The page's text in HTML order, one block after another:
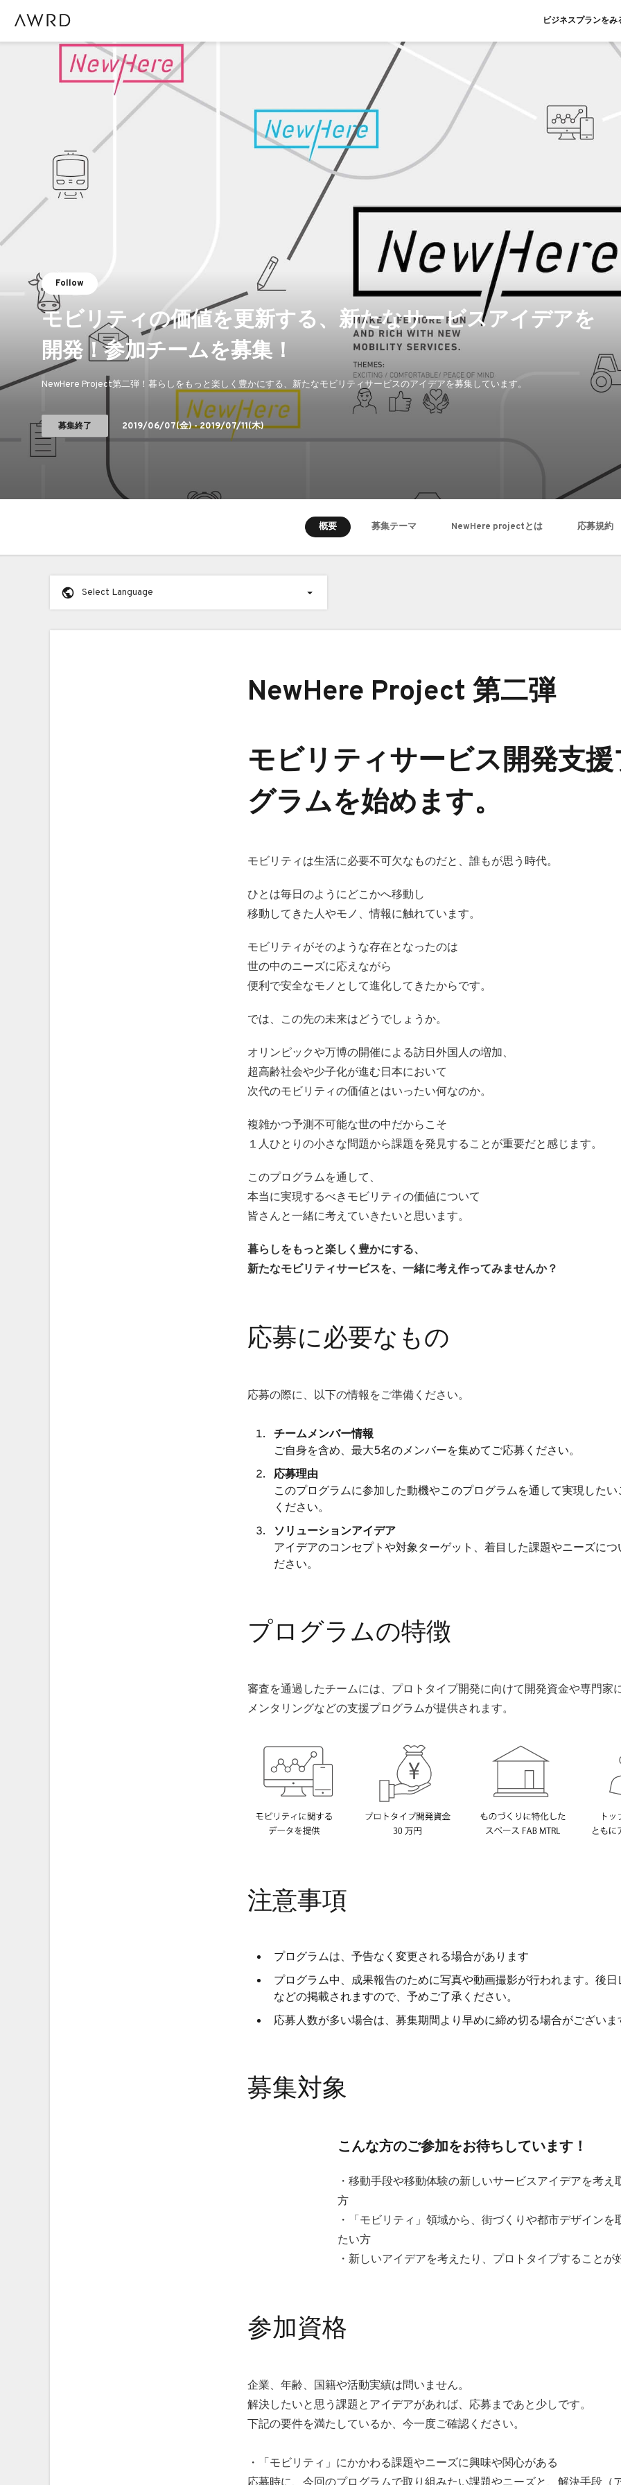
ビジネスプランをみ
Follow
モビリティの価値を更新する、新たなサービスアイデアを
開発！参加チームを募集！
NewHere Project第二弾！暮らしをもっと楽しく豊かにする、新たなモビリティサービスのアイデアを募集しています。
募集終了 2019/06/07(金) -2019/07/11(木)
概要 募集テーマ ​NewHere projectとは 応募規約
Select Language
NewHere Project 第二弾
モビリティサービス開発支
グラムを始めます。
モビリティは生活に必要不可欠なものだと、誰もが思う時代。
ひとは毎日のようにどこかへ移動し
移動してきた人やモノ、情報に触れています。
モビリティがそのような存在となったのは
世の中のニーズに応えながら
便利で安全なモノとして進化してきたからです。
では、この先の未来はどうでしょうか。
オリンピックや万博の開催による訪日外国人の増加、
超高齢社会や少子化が進む日本において
次代のモビリティの価値とはいったい何なのか。
複雑かつ予測不可能な世の中だからこそ
１人ひとりの小さな問題から課題を発見することが重要だと感じます。
このプログラムを通して、
本当に実現するべきモビリティの価値について
皆さんと一緒に考えていきたいと思います。
暮らしをもっと楽しく豊かにする、
新たなモビリティサービスを、一緒に考え作ってみませんか？
応募に必要なもの
応募の際に、以下の情報をご準備ください。
チームメンバー情報
ご自身を含め、最大5名のメンバーを集めてご応募ください。
応募理由
このプログラムに参加した動機やこのプログラムを通して実現した
ください。
ソリューションアイデア
アイデアのコンセプトや対象ターゲット、着目した課題やニーズに
ださい。
プログラムの特徴
審査を通過したチームには、プロトタイプ開発に向けて開発資金や専門家
メンタリングなどの支援プログラムが提供されます。
注意事項
プログラムは、予告なく変更される場合があります
プログラム中、成果報告のために写真や動画撮影が行われます。後
などの掲載されますので、予めご了承ください。
応募人数が多い場合は、募集期間より早めに締め切る場合がございま
募集対象
こんな方のご参加をお待ちしています！
・移動手段や移動体験の新しいサービスアイデアを考え
方
・「モビリティ」領域から、街づくりや都市デザインを
たい方
・新しいアイデアを考えたり、プロトタイプすることが
参加資格
企業、年齢、国籍や活動実績は問いません。
解決したいと思う課題とアイデアがあれば、応募まであと少しです。
下記の要件を満たしているか、今一度ご確認ください。
・「モビリティ」にかかわる課題やニーズに興味や関心がある